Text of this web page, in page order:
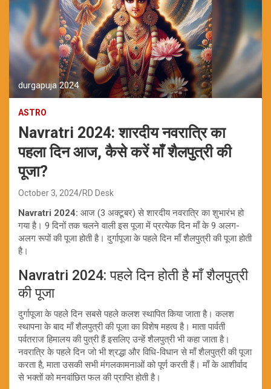
durgapuja 2024
ASTRO
Navratri 2024: शारदीय नवरात्रि का
पहला दिन आज, कैसे करें माँ शैलपुत्री की
पूजा?
October 3, 2024 RD Desk
Navratri 2024: आज (3 अक्टूबर) से शारदीय नवरात्रि का शुभारंभ हो
गया है। 9 दिनों तक चलने वाली इस पूजा में प्रत्येक दिन माँ के 9 अलग-
अलग रूपों की पूजा होती है। दुर्गापूजा के पहले दिन माँ शैलपुत्री की पूजा होती
है।
Navratri 2024: पहले दिन होती है माँ शैलपुत्री
की पूजा
दुर्गापूजा के पहले दिन सबसे पहले कलश स्थापित किया जाता है। कलश
स्थापना के बाद माँ शैलपुत्री की पूजा का विशेष महत्व है। माता पार्वती
पर्वतराज हिमालय की पुत्री हैं इसलिए उन्हें शैलपुत्री भी कहा जाता है।
नवरात्रि के पहले दिन जो भी श्रद्धा और विधि-विधान से माँ शैलपुत्री की पूजा
करता है, माता उसकी सभी मंगलकामनाओं को पूर्ण करती हैं। माँ के आशीर्वाद
से भक्तों को मनवांछित फल की प्राप्ति होती है।